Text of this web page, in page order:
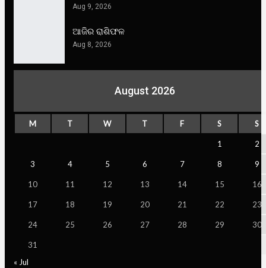
Aug 9, 2026
ଆଜିର ରାଶିଫଳ
Aug 8, 2026
August 2026
M T W T F S S
1 2
3 4 5 6 7 8 9
10 11 12 13 14 15 16
17 18 19 20 21 22 23
24 25 26 27 28 29 30
31
« Jul